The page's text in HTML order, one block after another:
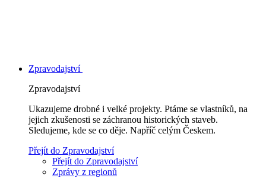
Zpravodajství
Zpravodajství
Ukazujeme drobné i velké projekty. Ptáme se vlastníků, na
jejich zkušenosti se záchranou historických staveb.
Sledujeme, kde se co děje. Napříč celým Českem.
Přejít do Zpravodajství
Přejít do Zpravodajství
Zprávy z regionů